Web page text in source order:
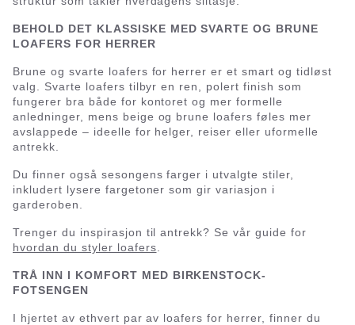
BEHOLD DET KLASSISKE MED SVARTE OG BRUNE
LOAFERS FOR HERRER
Brune og svarte loafers for herrer er et smart og tidløst
valg. Svarte loafers tilbyr en ren, polert finish som
fungerer bra både for kontoret og mer formelle
anledninger, mens beige og brune loafers føles mer
avslappede – ideelle for helger, reiser eller uformelle
antrekk.
Du finner også sesongens farger i utvalgte stiler,
inkludert lysere fargetoner som gir variasjon i
garderoben.
Trenger du inspirasjon til antrekk? Se vår guide for
hvordan du styler loafers
TRÅ INN I KOMFORT MED BIRKENSTOCK-
FOTSENGEN
I hjertet av ethvert par av loafers for herrer, finner du